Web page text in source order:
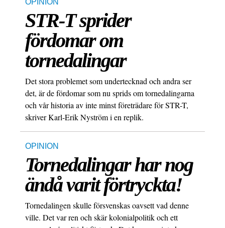
OPINION
STR-T sprider
fördomar om
tornedalingar
Det stora problemet som undertecknad och andra ser
det, är de fördomar som nu sprids om tornedalingarna
och vår historia av inte minst företrädare för STR-T,
skriver Karl-Erik Nyström i en replik.
OPINION
Tornedalingar har nog
ändå varit förtryckta!
Tornedalingen skulle försvenskas oavsett vad denne
ville. Det var ren och skär kolonialpolitik och ett